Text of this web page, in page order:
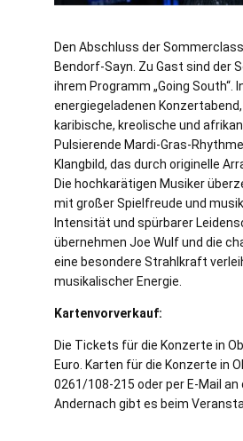
Den Abschluss der
Bendorf-Sayn. Zu Gast sind der
ihrem Programm „Going
energiegeladenen
karibische, kreolische und
Pulsierende Mardi-Gras-
Klangbild, das durch originelle
Die hochkarätigen Musiker
mit großer Spielfreude und
Intensität und spürbarer
übernehmen Joe Wulf und die
eine besondere Strahlkraft
musikalischer Energie.
Kartenvorverkauf:
Die Tickets für die Konzerte in
Euro. Karten für die Konzerte in
0261/108-215 oder per E-Mail
Andernach gibt es beim